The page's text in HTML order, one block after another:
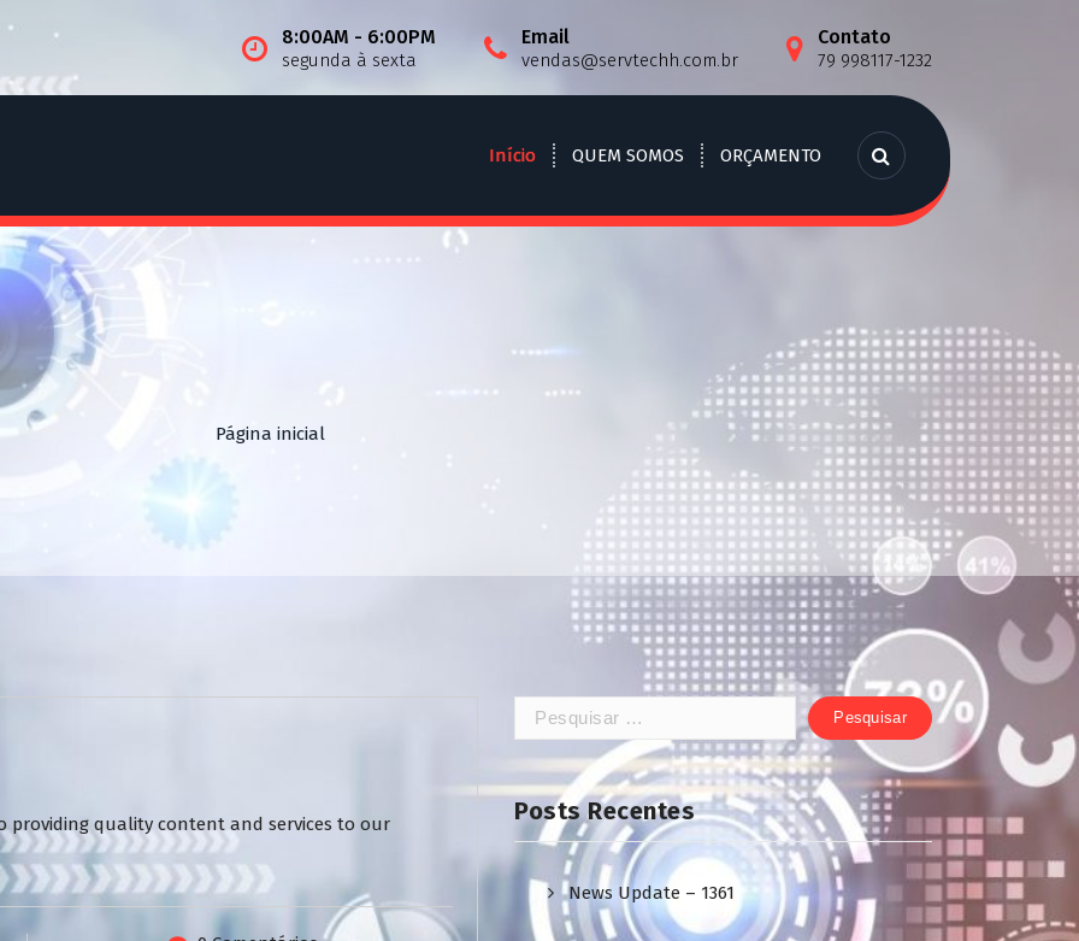
8:00AM - 6:00PM
segunda à sexta
Email
vendas@servtechh.com.br
Contato
79 998117-1232
Início QUEM SOMOS ORÇAMENTO
Página inicial
providing quality content and services to our
Pesquisar
por:
Posts Recentes
News Update – 1361